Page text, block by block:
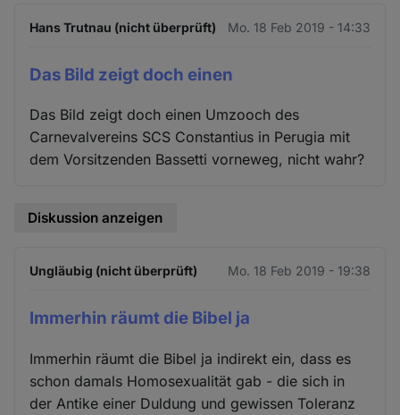
Hans Trutnau (nicht überprüft) Mo. 18 Feb 2019 - 14:33
Das Bild zeigt doch einen
Das Bild zeigt doch einen Umzooch des
Carnevalvereins SCS Constantius in Perugia mit
dem Vorsitzenden Bassetti vorneweg, nicht wahr?
Diskussion anzeigen
Ungläubig (nicht überprüft) Mo. 18 Feb 2019 - 19:38
Immerhin räumt die Bibel ja
Immerhin räumt die Bibel ja indirekt ein, dass es
schon damals Homosexualität gab - die sich in
der Antike einer Duldung und gewissen Toleranz